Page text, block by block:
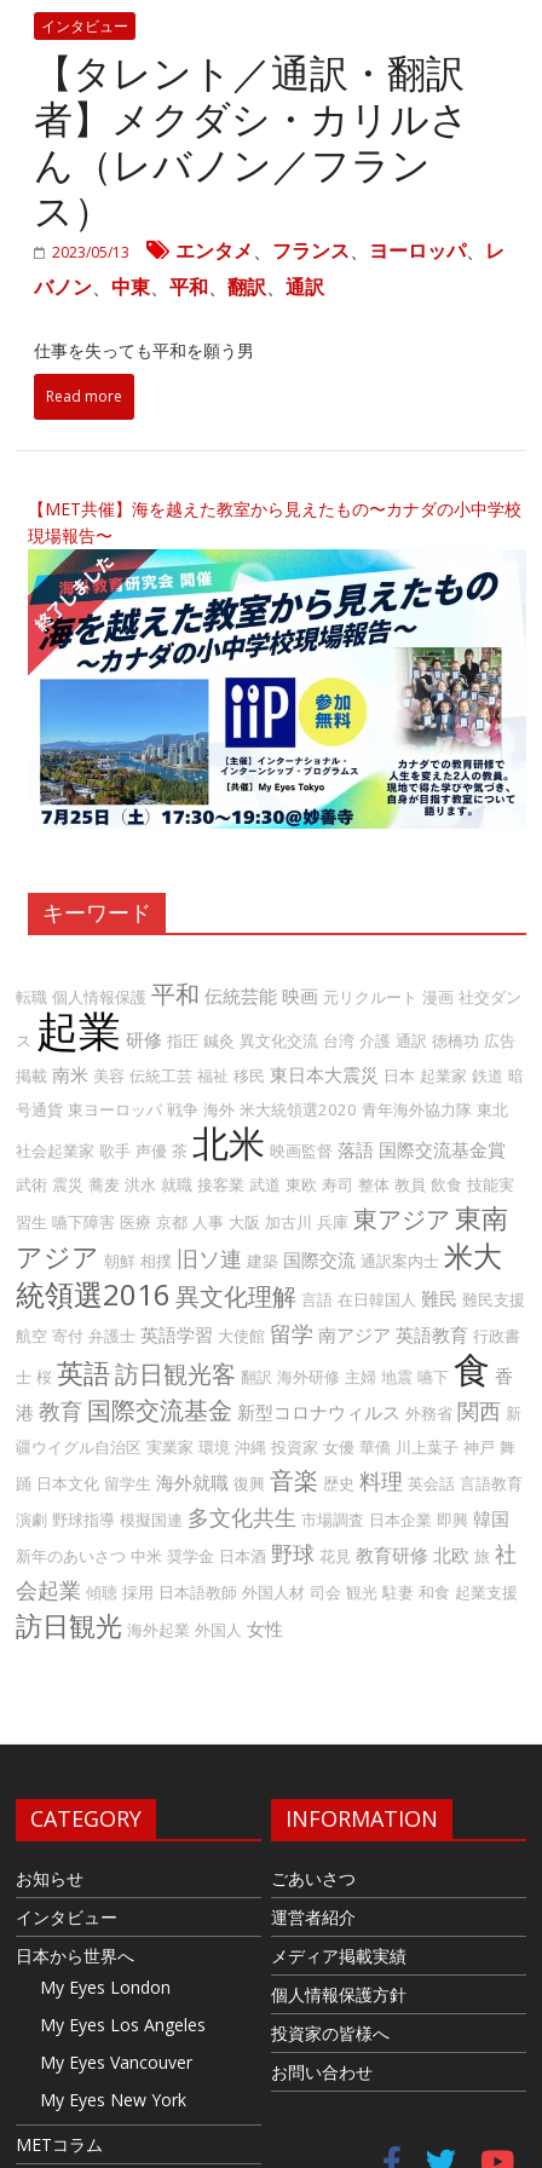
インタビュー
【タレント／通訳・翻訳
者】メクダシ・カリルさ
ん（レバノン／フラン
ス）
2023/05/13 エンタメ、 フランス、 ヨーロッパ、 レ
バノン、中東、平和、翻訳、通訳
仕事を失っても平和を願う男
Read more
【MET共催】海を越えた教室から見えたもの〜カナダの小中学校
現場報告〜
キーワード
転職 個人情報保護 平和 伝統芸能 映画 元リクルート 漫画 社交ダン
ス 起業 研修 指圧 鍼灸 異文化交流 台湾 介護 通訳 徳橋功 広告
掲載 南米 美容 伝統工芸 福祉 移民 東日本大震災 日本 起業家 鉄道 暗
号通貨 東ヨーロッパ 戦争 海外 米大統領選2020 青年海外協力隊 東北
社会起業家 歌手 声優 茶 北米 映画監督 落語 国際交流基金賞
武術 震災 蕎麦 洪水 就職 接客業 武道 東欧 寿司 整体 教員 飲食 技能実
習生 嚥下障害 医療 京都 人事 大阪 加古川 兵庫 東アジア 東南
アジア 朝鮮 相撲 旧ソ連 建築 国際交流 通訳案内士 米大
統領選2016 異文化理解 言語 在日韓国人 難民 難民支援
航空 寄付 弁護士 英語学習 大使館 留学 南アジア 英語教育 行政書
士 桜 英語訪日観光客 翻訳 海外研修 主婦 地震 嚥下 食 香
港 教育 国際交流基金 新型コロナウィルス 外務省 関西 新
疆ウイグル自治区 実業家 環境 沖縄 投資家 女優 華僑 川上葉子 神戸 舞
踊 日本文化 留学生 海外就職 復興 音楽 歴史 料理 英会話 言語教育
演劇 野球指導 模擬国連 多文化共生 市場調査 日本企業 即興 韓国
新年のあいさつ 中米 奨学金 日本酒 野球 花見 教育研修 北欧 旅 社
会起業 傾聴 採用 日本語教師 外国人材 司会 観光 駐妻 和食 起業支援
訪日観光 海外起業 外国人 女性
CATEGORY
お知らせ
インタビュー
日本から世界へ
My Eyes London
My Eyes Los Angeles
My Eyes Vancouver
My Eyes New York
METコラム
INFORMATION
ごあいさつ
運営者紹介
メディア掲載実績
個人情報保護方針
投資家の皆様へ
お問い合わせ